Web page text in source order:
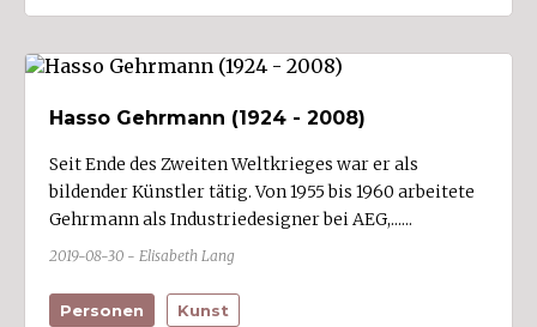
Hasso Gehrmann (1924 - 2008)
Seit Ende des Zweiten Weltkrieges war er als
bildender Künstler tätig. Von 1955 bis 1960 arbeitete
Gehrmann als Industriedesigner bei AEG,......
2019-08-30 - Elisabeth Lang
Personen Kunst